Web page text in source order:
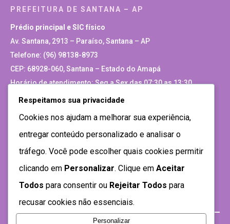
PREFEITURA DE SANTANA – AP
Prédio principal e SIC físico
Av. Santana, 2913 – Paraíso, Santana – AP
Telefone: (96) 98138-8973
CEP: 68928-060, Santana – Estado do Amapá
Horário de atendimento: Seg a Sex das 07:30 as 13:30
Site Antigo
Respeitamos sua privacidade
Cookies nos ajudam a melhorar sua experiência,
entregar conteúdo personalizado e analisar o
tráfego. Você pode escolher quais cookies permitir
clicando em Personalizar. Clique em Aceitar
Todos para consentir ou Rejeitar Todos para
recusar cookies não essenciais.
Personalizar